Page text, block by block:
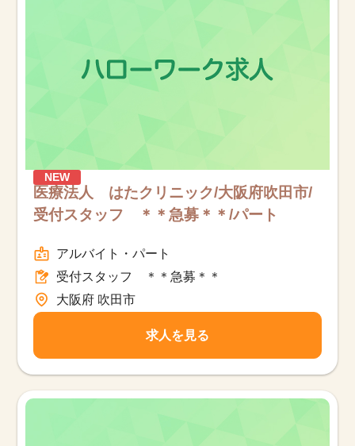
NEW
医療法人 はたクリニック/大阪府吹田市/
受付スタッフ ＊＊急募＊＊/パート
アルバイト・パート
受付スタッフ ＊＊急募＊＊
大阪府 吹田市
求人を見る